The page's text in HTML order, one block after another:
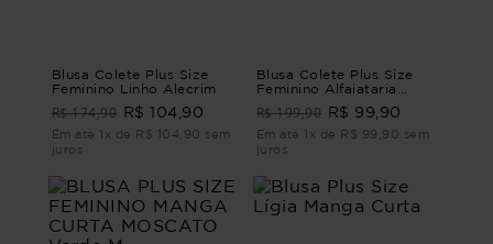
Blusa Colete Plus Size
Feminino Linho Alecrim
R$ 174,90 R$ 104,90
Em até 1x de R$ 104,90 sem
juros
Blusa Colete Plus Size
Feminino Alfaiataria
R$ 199,90 R$ 99,90
Em até 1x de R$ 99,90 sem
juros